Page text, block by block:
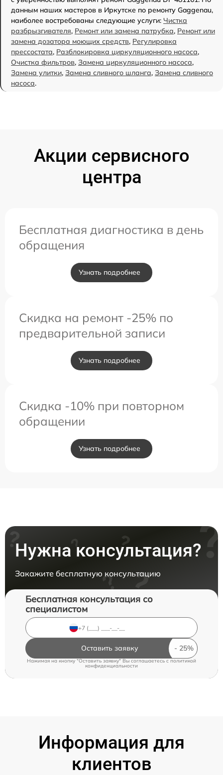
данным наших мастеров в Иркутске по ремонту Gaggenau,
наиболее востребованы следующие услуги: Чистка
разбрызгивателя, Ремонт или замена патрубка, Ремонт или
замена дозатора моющих средств, Регулировка
прессостата, Разблокировка циркуляционного насоса,
Очистка фильтров, Замена циркуляционного насоса,
Замена улитки, Замена сливного шланга, Замена сливного
насоса.
Акции сервисного
центра
Бесплатная диагностика в день
обращения
Узнать подробнее
Скидка на ремонт -25% по
предварительной записи
Узнать подробнее
Скидка -10% при повторном
обращении
Узнать подробнее
Нужна консультация?
Закажите бесплатную консультацию
Бесплатная консультация со
специалистом
Оставить заявку
Нажимая на кнопку "Оставить заявку" Вы соглашаетесь cполитикой
конфиденциальности
Информация для
клиентов